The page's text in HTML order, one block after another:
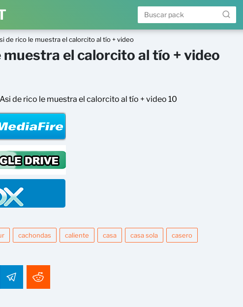
de rico le muestra el calorcito al tío + video
muestra el calorcito al tío + video
cachondas caliente casa casa sola casero